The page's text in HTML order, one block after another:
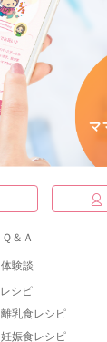
Ｑ＆Ａ
体験談
レシピ
離乳食レシピ
妊娠食レシピ